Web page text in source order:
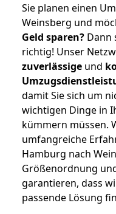
Sie planen einen
Weinsberg und
Geld sparen? Dann
richtig! Unser
zuverlässige und
damit Sie sich um
wichtigen Dinge in
kümmern müssen.
umfangreiche
Hamburg nach
Größenordnung
garantieren, dass
passende Lösung